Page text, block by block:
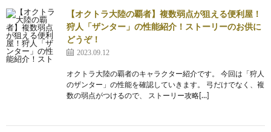
【オクトラ大陸の覇者】複数弱点が狙える便利屋！
狩人「ザンター」の性能紹介！ストーリーのお供に
どうぞ！
2023.09.12
オクトラ大陸の覇者のキャラクター紹介です。 今回は「狩人
のザンター」の性能を確認していきます。 弓だけでなく、複
数の弱点がつけるので、 ストーリー攻略[…]